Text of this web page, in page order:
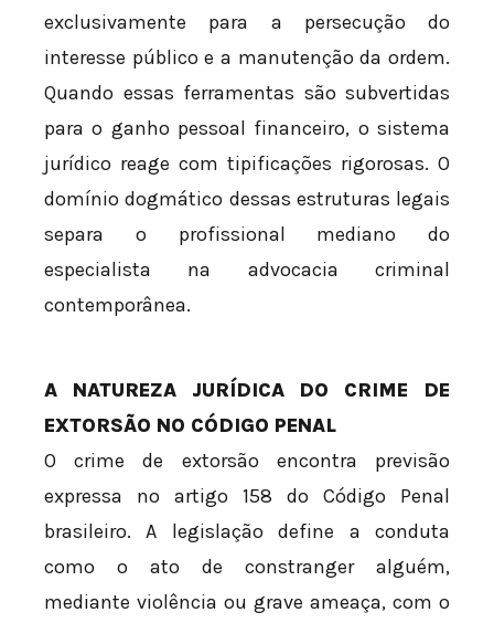
exclusivamente para a persecução do
interesse público e a manutenção da ordem.
Quando essas ferramentas são subvertidas
para o ganho pessoal financeiro, o sistema
jurídico reage com tipificações rigorosas. O
domínio dogmático dessas estruturas legais
separa o profissional mediano do
especialista na advocacia criminal
contemporânea.
A NATUREZA JURÍDICA DO CRIME DE
EXTORSÃO NO CÓDIGO PENAL
O crime de extorsão encontra previsão
expressa no artigo 158 do Código Penal
brasileiro. A legislação define a conduta
como o ato de constranger alguém,
mediante violência ou grave ameaça, com o